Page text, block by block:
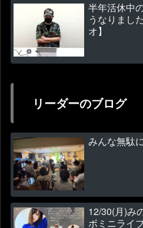
半年活休中
うなりまし
オ】
リーダーのブログ
みんな無駄
12/30(月)み
ボミニライ